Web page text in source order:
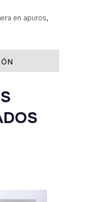
en apuros,